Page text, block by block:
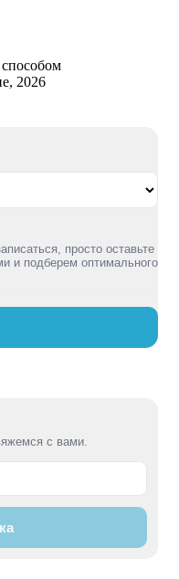
2026
просто оставьте
и подберем оптимального
с вами.